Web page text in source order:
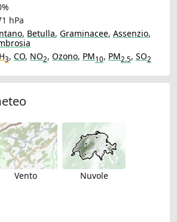
hPa
, Betulla, Graminacee, Assenzio,
3, CO, NO2, Ozono, PM10, PM2.5, SO2
Vento Nuvole